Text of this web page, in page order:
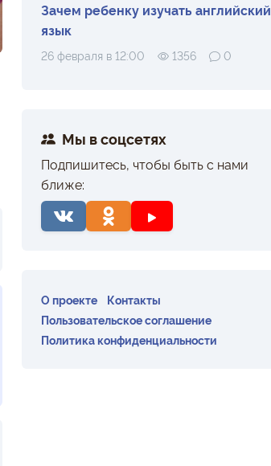
Зачем ребенку изучать английский
язык
26 февраля в 12:00 1356 0
Мы в соцсетях
Подпишитесь, чтобы быть с нами
ближе:
О проекте
Контакты
Пользовательское соглашение
Политика конфиденциальности